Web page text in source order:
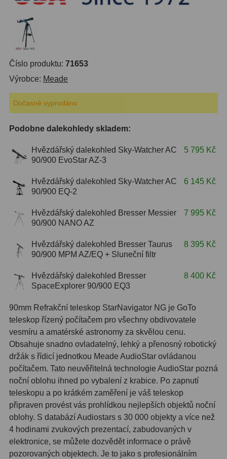
S mřížkou
Speciální
Ostatní 29
Barlow65
Filtry180
Měsíční a Polarizační24
Sluneční42
Mlhovinové14
OIII 3
SII
Planetární6
Barevné66
AstroFoto284
Planetární kamery20
Deep-Sky kamery 28
Guiding kamery14
T-kroužky 16
Adaptéry projekční11
Číslo produktu: 71653
Výrobce: Meade
Dočasně vyprodáno
Podobne dalekohledy skladem:
Hvězdářský dalekohled Sky-Watcher AC
90/900 EvoStar AZ-3
5 795 Kč
Hvězdářský dalekohled Sky-Watcher AC
90/900 EQ-2
6 145 Kč
Hvězdářský dalekohled Bresser Messier
90/900 NANO AZ
7 995 Kč
Hvězdářský dalekohled Bresser Taurus
90/900 MPM AZ/EQ + Sluneční filtr
8 395 Kč
Hvězdářský dalekohled Bresser
SpaceExplorer 90/900 EQ3
8 400 Kč
90mm Refrakční teleskop StarNavigator NG je GoTo
teleskop řízený počítačem pro všechny obdivovatele
vesmíru a amatérské astronomy za skvělou cenu.
Obsahuje snadno ovladatelný, lehký a přenosný robotický
držák s řídicí jednotkou Meade AudioStar ovládanou
počítačem. Tato neuvěřitelná technologie AudioStar pozná
noční oblohu ihned po vybalení z krabice. Po zapnutí
teleskopu a po krátkém zaměření je váš teleskop
připraven provést vás prohlídkou nejlepších objektů noční
oblohy. S databází Audiostars s 30 000 objekty a více než
4 hodinami zvukových prezentací, zabudovaných v
elektronice, se můžete dozvědět informace o právě
pozorovaných objektech. Je to jako s profesionálním